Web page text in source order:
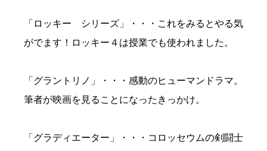
「ロッキー シリーズ」・・・これをみるとやる気
がでます！ロッキー４は授業でも使われました。
「グラントリノ」・・・感動のヒューマンドラマ。
筆者が映画を見ることになったきっかけ。
「グラディエーター」・・・コロッセウムの剣闘士